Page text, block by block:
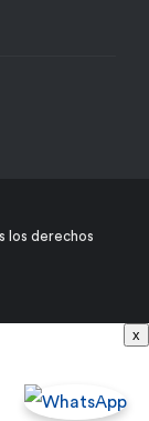
derechos
x